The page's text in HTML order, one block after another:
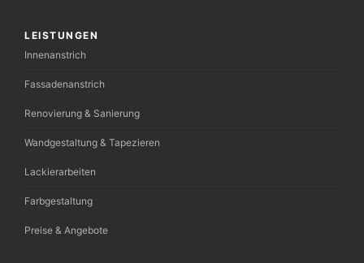
LEISTUNGEN
Innenanstrich
Fassadenanstrich
Renovierung & Sanierung
Wandgestaltung & Tapezieren
Lackierarbeiten
Farbgestaltung
Preise & Angebote